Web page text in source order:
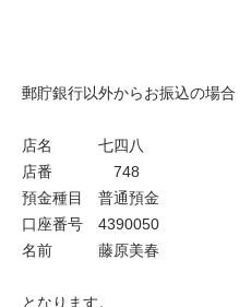
郵貯銀行以外からお振込の場合
店名 七四八
店番 748
預金種目 普通預金
口座番号 4390050
名前 藤原美春
となります。